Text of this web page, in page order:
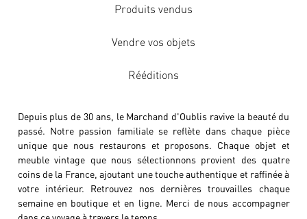
Produits vendus
Vendre vos objets
Rééditions
Depuis plus de 30 ans, le Marchand d'Oublis ravive la beauté du
passé. Notre passion familiale se reflète dans chaque pièce
unique que nous restaurons et proposons. Chaque objet et
meuble vintage que nous sélectionnons provient des quatre
coins de la France, ajoutant une touche authentique et raffinée à
votre intérieur. Retrouvez nos dernières trouvailles chaque
semaine en boutique et en ligne. Merci de nous accompagner